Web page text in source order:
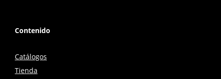
Contenido
Catálogos
Tienda